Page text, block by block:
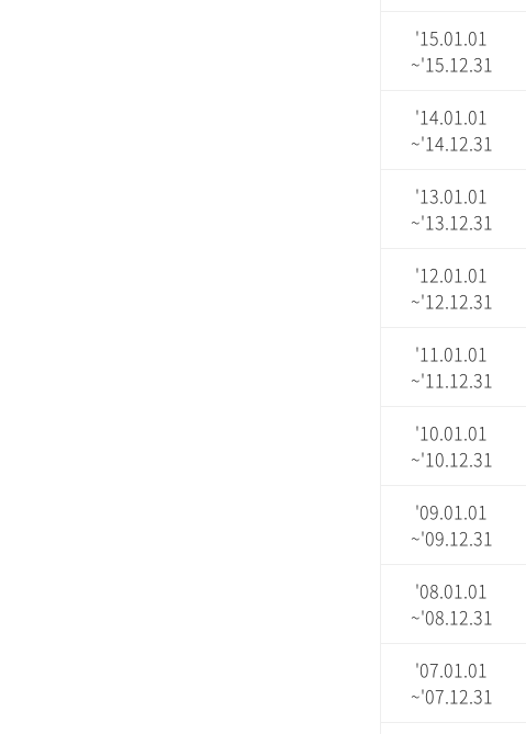
'15.01.01
~'15.12.31
'14.01.01
~'14.12.31
'13.01.01
~'13.12.31
'12.01.01
~'12.12.31
'11.01.01
~'11.12.31
'10.01.01
~'10.12.31
'09.01.01
~'09.12.31
'08.01.01
~'08.12.31
'07.01.01
~'07.12.31